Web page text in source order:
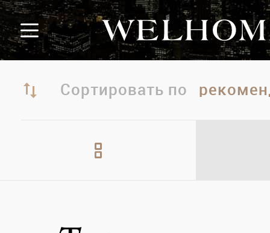
Сортировать по